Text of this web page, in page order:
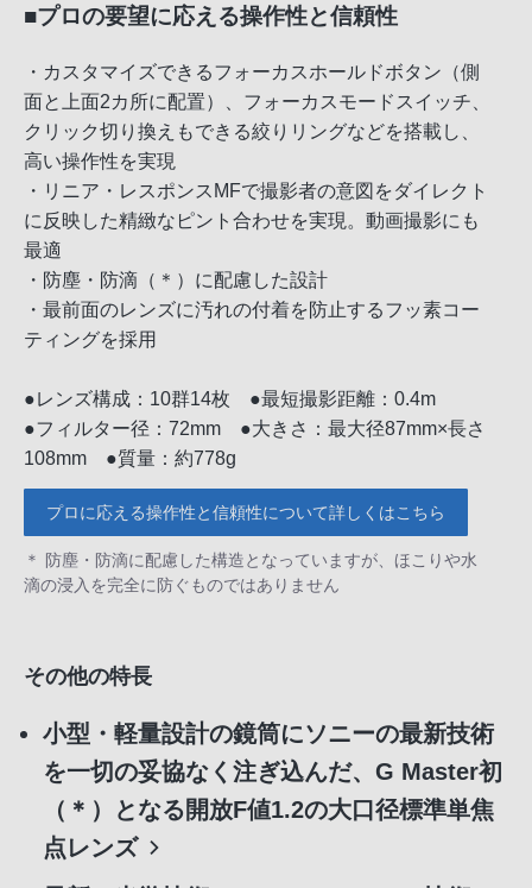
■プロの要望に応える操作性と信頼性
・カスタマイズできるフォーカスホールドボタン（側
面と上面2カ所に配置）、フォーカスモードスイッチ、
クリック切り換えもできる絞りリングなどを搭載し、
高い操作性を実現
・リニア・レスポンスMFで撮影者の意図をダイレクト
に反映した精緻なピント合わせを実現。動画撮影にも
最適
・防塵・防滴（＊）に配慮した設計
・最前面のレンズに汚れの付着を防止するフッ素コー
ティングを採用
●レンズ構成：10群14枚 ●最短撮影距離：0.4m
●フィルター径：72mm ●大きさ：最大径87mm×長さ
108mm ●質量：約778g
プロに応える操作性と信頼性について詳しくはこちら
＊ 防塵・防滴に配慮した構造となっていますが、ほこりや水
滴の浸入を完全に防ぐものではありません
その他の特長
小型・軽量設計の鏡筒にソニーの最新技術
を一切の妥協なく注ぎ込んだ、G Master初
（＊）となる開放F値1.2の大口径標準単焦
点レンズ